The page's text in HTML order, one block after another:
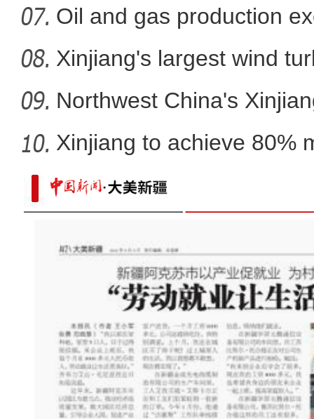
吉木乃县庆祝第二十三个
Oil and gas production
metr
Xinjiang's largest wind
Northwest China's
Xinjiang to achieve 80%
in